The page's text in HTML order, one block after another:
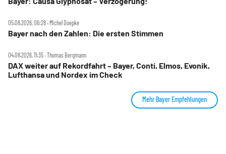
05.08.2026, 06:28 ‧ Michel Doepke
Bayer nach den Zahlen: Die ersten Stimmen
04.08.2026, 11:35 ‧ Thomas Bergmann
DAX weiter auf Rekordfahrt – Bayer, Conti, Elmos, Evonik,
Lufthansa und Nordex im Check
Mehr Bayer Empfehlungen